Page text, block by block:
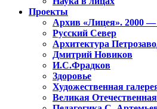
Проекты
Архив «Лицея». 2000 —
Русский Север
Архитектура
Дмитрий Новиков
И.С.Фрадков
Здоровье
Художественная
Великая